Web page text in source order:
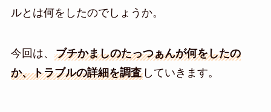
ルとは何をしたのでしょうか。
今回は、 ブチかましのたっつぁんが何をしたの
か、トラブルの詳細を調査していきます。